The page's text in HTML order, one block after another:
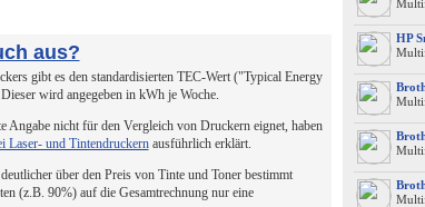
aus?
gibt es den standardisierten TEC-Wert ("Typical Energy
wird angegeben in kWh je Woche.
Angabe nicht für den Vergleich von Druckern eignet, haben
Laser- und Tintendruckernausführlich erklärt.
über den Preis von Tinte und Toner bestimmt
(z.B. 90%) auf die Gesamtrechnung nur eine
HP